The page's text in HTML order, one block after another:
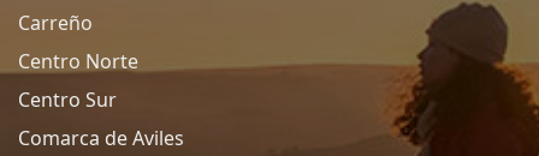
Carreño
Centro Norte
Centro Sur
Comarca de Aviles